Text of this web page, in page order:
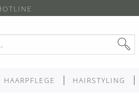
HAARPFLEGE HAIRSTYLING